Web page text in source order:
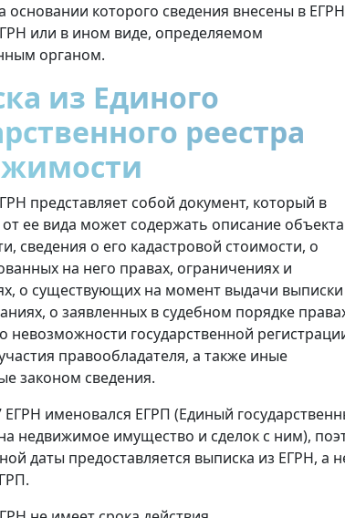
основании которого сведения внесены в
или в ином виде, определяемом
органом.
из Единого
реестра
представляет собой документ, который в
ее вида может содержать описание объекта
сведения о его кадастровой стоимости, о
на него правах, ограничениях и
о существующих на момент выдачи выписки
о заявленных в судебном порядке
невозможности государственной
правообладателя, а также иные
законом сведения.
ЕГРН именовался ЕГРП (Единый
недвижимое имущество и сделок с ним),
даты предоставляется выписка из ЕГРН, а